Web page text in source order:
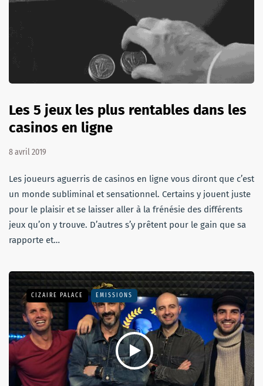
Les 5 jeux les plus rentables dans les
casinos en ligne
8 avril 2019
Les joueurs aguerris de casinos en ligne vous diront que c’est
un monde subliminal et sensationnel. Certains y jouent juste
pour le plaisir et se laisser aller à la frénésie des différents
jeux qu’on y trouve. D’autres s’y prêtent pour le gain que sa
rapporte et…
CIZAIRE PALACE EMISSIONS